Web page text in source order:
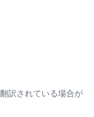
訳されている場合が